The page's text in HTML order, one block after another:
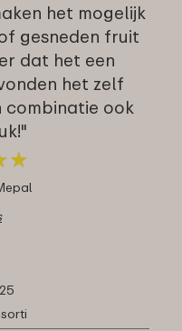
het mogelijk
gesneden fruit
dat het een
het zelf
combinatie ook
★
★